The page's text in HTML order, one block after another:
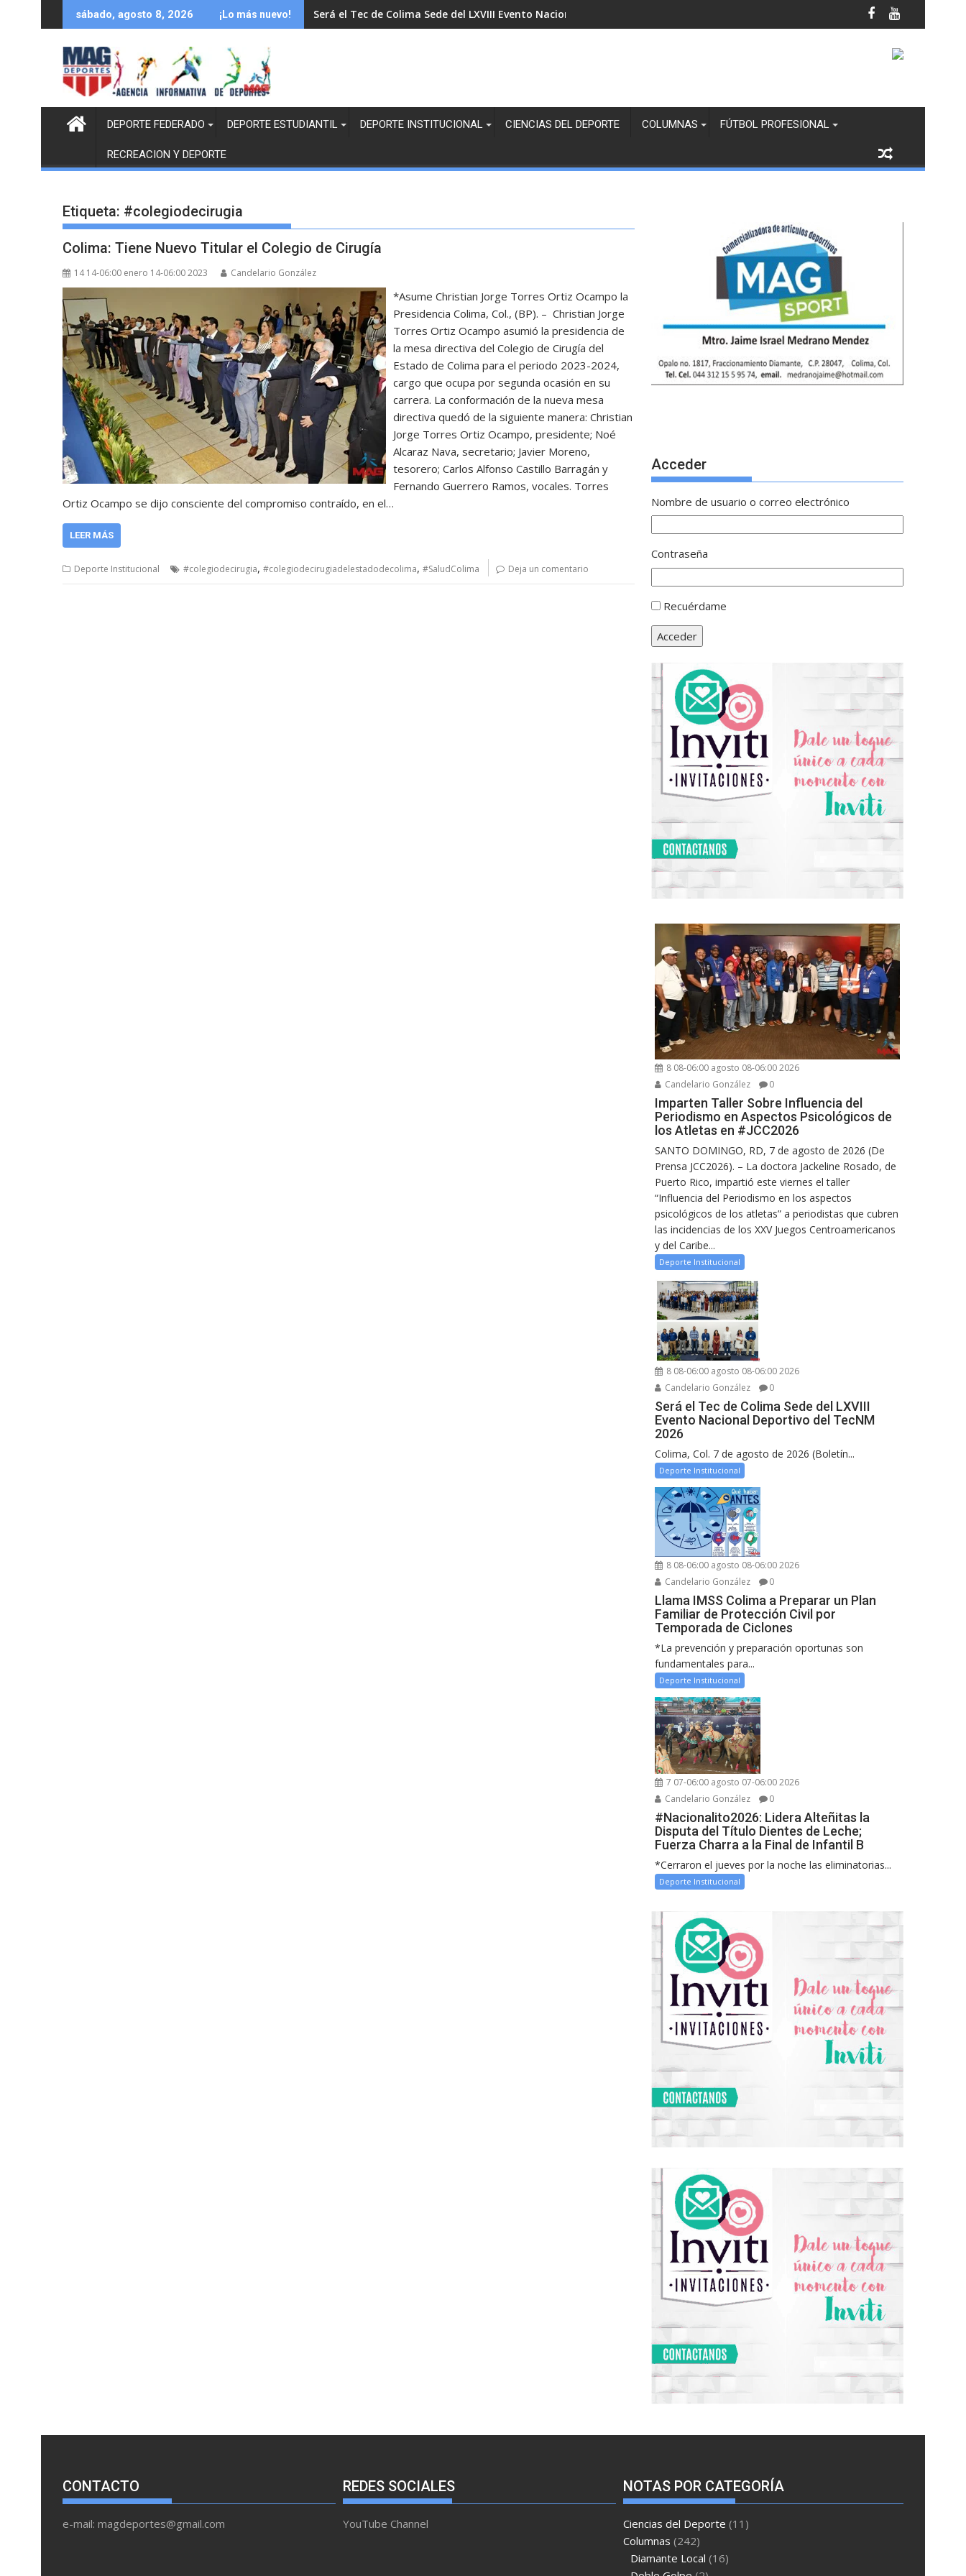
al
sábado, agosto 8, 2026 ¡Lo más nuevo! Será el Tec de Colima Sede del LXVIII Evento Nacional Deportivo del TecNM 2026
DEPORTE FEDERADO DEPORTE ESTUDIANTIL DEPORTE INSTITUCIONAL CIENCIAS DEL DEPORTE COLUMNAS FÚTBOL PROFESIONAL
RECREACION Y DEPORTE
Etiqueta: #colegiodecirugia
Colima: Tiene Nuevo Titular el Colegio de Cirugía
14 14-06:00 enero 14-06:00 2023 Candelario González
*Asume Christian Jorge Torres Ortiz Ocampo la
Presidencia Colima, Col., (BP). – Christian Jorge
Torres Ortiz Ocampo asumió la presidencia de
la mesa directiva del Colegio de Cirugía del
Estado de Colima para el periodo 2023-2024,
cargo que ocupa por segunda ocasión en su
carrera. La conformación de la nueva mesa
directiva quedó de la siguiente manera: Christian
Jorge Torres Ortiz Ocampo, presidente; Noé
Alcaraz Nava, secretario; Javier Moreno,
tesorero; Carlos Alfonso Castillo Barragán y
Fernando Guerrero Ramos, vocales. Torres
Ortiz Ocampo se dijo consciente del compromiso contraído, en el…
LEER MÁS
Deporte Institucional #colegiodecirugia, #colegiodecirugiadelestadodecolima, #SaludColima Deja un comentario
Acceder
Nombre de usuario o correo electrónico
Contraseña
Recuérdame
Acceder
8 08-06:00 agosto 08-06:00 2026
Candelario González
0
Imparten Taller Sobre Influencia del
Periodismo en Aspectos Psicológicos de
los Atletas en #JCC2026
SANTO DOMINGO, RD, 7 de agosto de 2026 (De
Prensa JCC2026). – La doctora Jackeline Rosado, de
Puerto Rico, impartió este viernes el taller
“Influencia del Periodismo en los aspectos
psicológicos de los atletas” a periodistas que cubren
las incidencias de los XXV Juegos Centroamericanos
y del Caribe...
Deporte Institucional
8 08-06:00 agosto 08-06:00 2026
Candelario González
0
Será el Tec de Colima Sede del LXVIII
Evento Nacional Deportivo del TecNM
2026
Colima, Col. 7 de agosto de 2026 (Boletín...
Deporte Institucional
8 08-06:00 agosto 08-06:00 2026
Candelario González
0
Llama IMSS Colima a Preparar un Plan
Familiar de Protección Civil por
Temporada de Ciclones
*La prevención y preparación oportunas son
fundamentales para...
Deporte Institucional
7 07-06:00 agosto 07-06:00 2026
Candelario González
0
#Nacionalito2026: Lidera Alteñitas la
Disputa del Título Dientes de Leche;
Fuerza Charra a la Final de Infantil B
*Cerraron el jueves por la noche las eliminatorias...
Deporte Institucional
CONTACTO
e-mail: magdeportes@gmail.com
REDES SOCIALES
YouTube Channel
NOTAS POR CATEGORÍA
Ciencias del Deporte (11)
Columnas (242)
Diamante Local (16)